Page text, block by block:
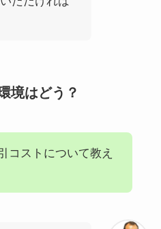
境はどう？
コストについて教え